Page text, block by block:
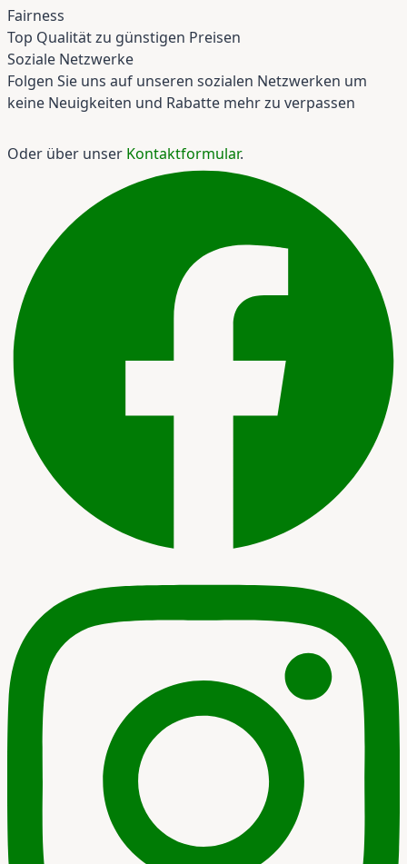
Fairness
Top Qualität zu günstigen Preisen
Soziale Netzwerke
Folgen Sie uns auf unseren sozialen Netzwerken um
keine Neuigkeiten und Rabatte mehr zu verpassen
Oder über unser Kontaktformular.